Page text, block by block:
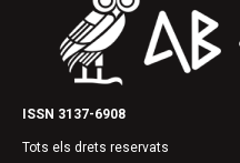
ISSN 3137-6908
Tots els drets reservats